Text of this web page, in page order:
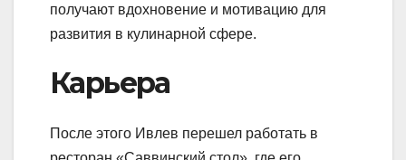
получают вдохновение и мотивацию для
развития в кулинарной сфере.
Карьера
После этого Ивлев перешел работать в